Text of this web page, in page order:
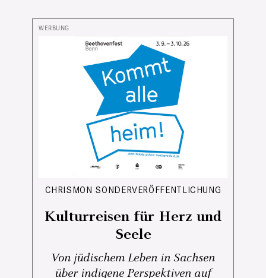
CHRISMON SONDERVERÖFFENTLICHUNG
Kulturreisen für Herz und
Seele
Von jüdischem Leben in Sachsen
über indigene Perspektiven auf